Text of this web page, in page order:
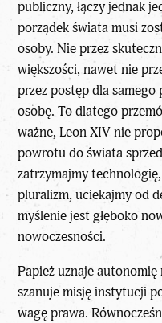
publiczny, łączy jednak
porządek świata musi
osoby. Nie przez
większości, nawet nie
przez postęp dla
osobę. To dlatego
ważne, Leon XIV nie
powrotu do świata
zatrzymajmy
pluralizm, uciekajmy od
myślenie jest głęboko
nowoczesności.
Papież uznaje
szanuje misję instytucji
wagę prawa.